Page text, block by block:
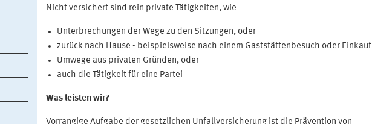
Nicht versichert sind rein private Tätigkeiten, wie
Unterbrechungen der Wege zu den Sitzungen, oder
zurück nach Hause - beispielsweise nach einem Gaststättenbesuch oder Einkauf
Umwege aus privaten Gründen, oder
auch die Tätigkeit für eine Partei
Was leisten wir?
Vorrangige Aufgabe der gesetzlichen Unfallversicherung ist die Prävention von